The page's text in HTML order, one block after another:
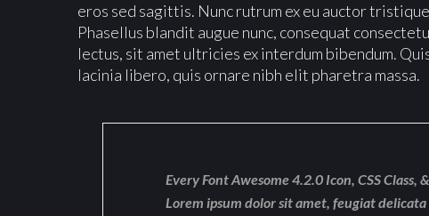
eros sed sagittis. Nunc rutrum ex eu auctor
Phasellus blandit augue nunc, consequat
lectus, sit amet ultricies ex interdum bibendum.
lacinia libero, quis ornare nibh elit pharetra massa.
Every Font Awesome 4.2.0 Icon, CSS Class,
Lorem ipsum dolor sit amet, feugiat